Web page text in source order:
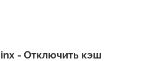
- Отключить кэш